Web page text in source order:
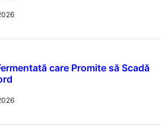
care Promite să Scadă